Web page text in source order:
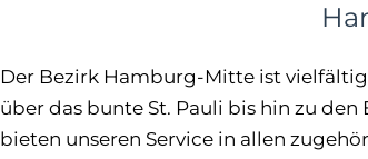
Der Bezirk Hamburg-Mitte ist
über das bunte St. Pauli bis hin zu
bieten unseren Service in allen